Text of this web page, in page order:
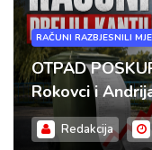
RAČUNI RAZBJESNILI
OTPAD
Rokovci i
Redakcija